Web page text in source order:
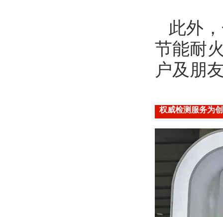
此外
节能耐
户及朋
权威检测服务为